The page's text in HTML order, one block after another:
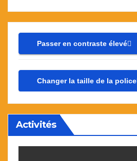
Passer en contraste élevé
Changer la taille de la police
Activités